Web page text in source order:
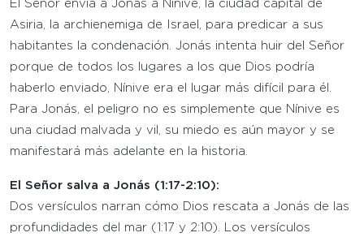
El Señor envía a Jonás a Nínive, la ciudad capital de
Asiria, la archienemiga de Israel, para predicar a sus
habitantes la condenación. Jonás intenta huir del Señor
porque de todos los lugares a los que Dios podría
haberlo enviado, Nínive era el lugar más difícil para él.
Para Jonás, el peligro no es simplemente que Nínive es
una ciudad malvada y vil, su miedo es aún mayor y se
manifestará más adelante en la historia.
El Señor salva a Jonás (1:17-2:10):
Dos versículos narran cómo Dios rescata a Jonás de las
profundidades del mar (1:17 y 2:10). Los versículos